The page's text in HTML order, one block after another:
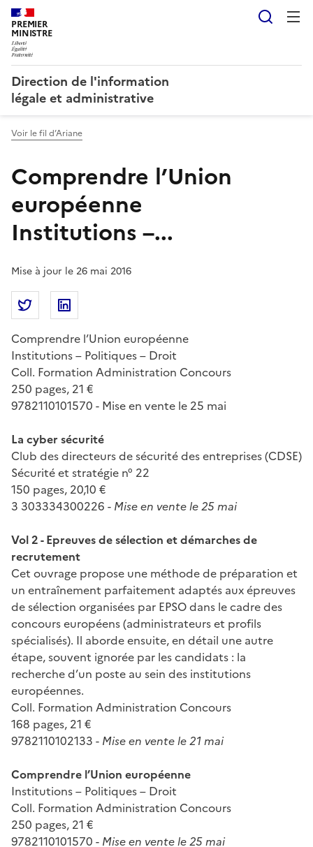
PREMIER
MINISTRE
Direction de l'information
légale et administrative
Voir le fil d’Ariane
Comprendre l’Union
européenne
Institutions –...
Mise à jour le 26 mai 2016
Partager la page
Partager Comprendre l’Union européenne<br /
Comprendre l’Union européenne
Institutions – Politiques – Droit
Coll. Formation Administration Concours
250 pages, 21 €
9782110101570 - Mise en vente le 25 mai
La cyber sécurité
Club des directeurs de sécurité des entreprises (CDSE)
Sécurité et stratégie n° 22
150 pages, 20,10 €
3 303334300226 - Mise en vente le 25 mai
Vol 2 - Epreuves de sélection et démarches de
recrutement
Cet ouvrage propose une méthode de préparation et
un entraînement parfaitement adaptés aux épreuves
de sélection organisées par EPSO dans le cadre des
concours européens (administrateurs et profils
spécialisés). Il aborde ensuite, en détail une autre
étape, souvent ignorée par les candidats : la
recherche d’un poste au sein des institutions
européennes.
Coll. Formation Administration Concours
168 pages, 21 €
9782110102133 - Mise en vente le 21 mai
Comprendre l’Union européenne
Institutions – Politiques – Droit
Coll. Formation Administration Concours
250 pages, 21 €
9782110101570 - Mise en vente le 25 mai